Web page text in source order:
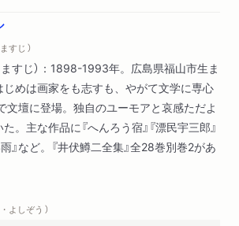
すじ ）
すじ）：1898-1993年。広島県福山市生ま
めは画家をも志すも、やがて文学に専心
で文壇に登場。独自のユーモアと哀感ただよ
。主な作品に『へんろう宿』『漂民宇三郎』
雨』など。『井伏鱒二全集』全28巻別巻2があ
よしぞう ）